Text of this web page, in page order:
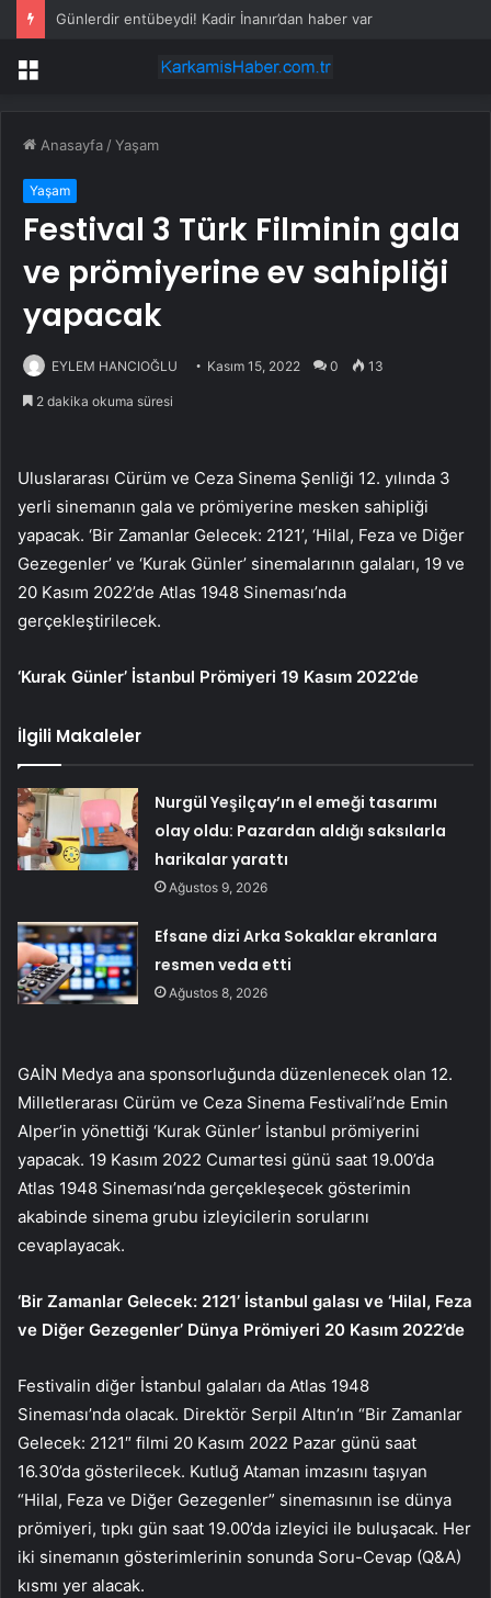
Günlerdir entübeydi! Kadir İnanır’dan haber var
Menü
Anasayfa /Yaşam
Yaşam
Festival 3 Türk Filminin gala
ve prömiyerine ev sahipliği
yapacak
EYLEM HANCIOĞLU Kasım 15, 2022 0 13
2 dakika okuma süresi
Uluslararası Cürüm ve Ceza Sinema Şenliği 12. yılında 3
yerli sinemanın gala ve prömiyerine mesken sahipliği
yapacak. ‘Bir Zamanlar Gelecek: 2121’, ‘Hilal, Feza ve Diğer
Gezegenler’ ve ‘Kurak Günler’ sinemalarının galaları, 19 ve
20 Kasım 2022’de Atlas 1948 Sineması’nda
gerçekleştirilecek.
‘Kurak Günler’ İstanbul Prömiyeri 19 Kasım 2022’de
İlgili Makaleler
Nurgül Yeşilçay’ın el emeği tasarımı
olay oldu: Pazardan aldığı saksılarla
harikalar yarattı
Ağustos 9, 2026
Efsane dizi Arka Sokaklar ekranlara
resmen veda etti
Ağustos 8, 2026
GAİN Medya ana sponsorluğunda düzenlenecek olan 12.
Milletlerarası Cürüm ve Ceza Sinema Festivali’nde Emin
Alper’in yönettiği ‘Kurak Günler’ İstanbul prömiyerini
yapacak. 19 Kasım 2022 Cumartesi günü saat 19.00’da
Atlas 1948 Sineması’nda gerçekleşecek gösterimin
akabinde sinema grubu izleyicilerin sorularını
cevaplayacak.
‘Bir Zamanlar Gelecek: 2121’ İstanbul galası ve ‘Hilal, Feza
ve Diğer Gezegenler’ Dünya Prömiyeri 20 Kasım 2022’de
Festivalin diğer İstanbul galaları da Atlas 1948
Sineması’nda olacak. Direktör Serpil Altın’ın “Bir Zamanlar
Gelecek: 2121″ filmi 20 Kasım 2022 Pazar günü saat
16.30’da gösterilecek. Kutluğ Ataman imzasını taşıyan
“Hilal, Feza ve Diğer Gezegenler” sinemasının ise dünya
prömiyeri, tıpkı gün saat 19.00’da izleyici ile buluşacak. Her
iki sinemanın gösterimlerinin sonunda Soru-Cevap (Q&A)
kısmı yer alacak.